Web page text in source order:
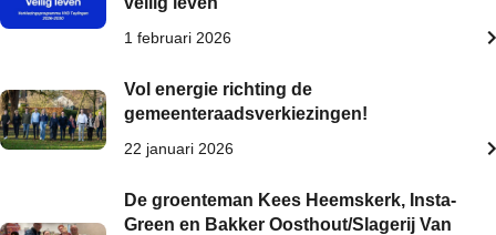
1 februari 2026
Vol energie richting de
gemeenteraadsverkiezingen!
22 januari 2026
De groenteman Kees Heemskerk, Insta-
Green en Bakker Oosthout/Slagerij Van